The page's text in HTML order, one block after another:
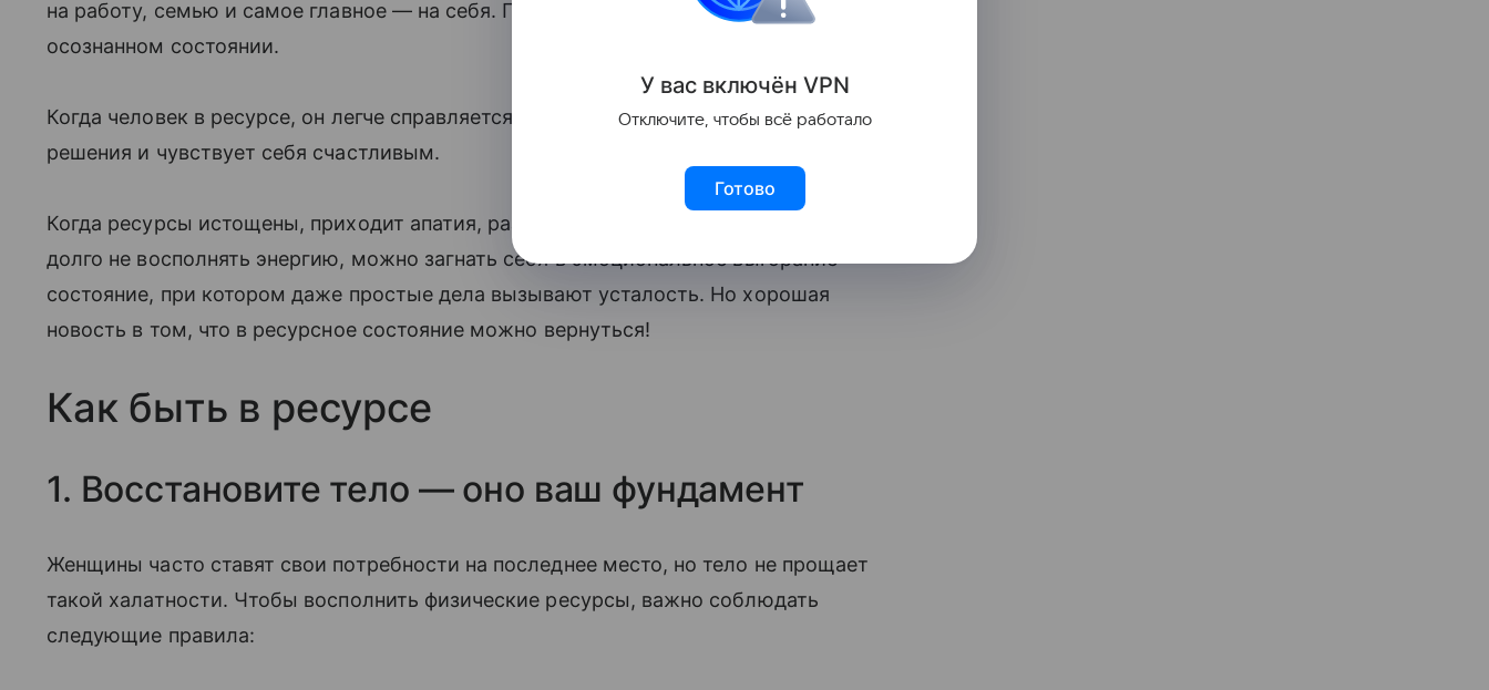
на работу, семью и самое главное — на себя. Причем не на «автомате», а в
осознанном состоянии.
Когда человек в ресурсе, он легче справляется с задачами, быстрее принимает
решения и чувствует себя счастливым.
Когда ресурсы истощены, приходит апатия, раздражительность, тревожность. А если
долго не восполнять энергию, можно загнать себя в эмоциональное выгорание —
состояние, при котором даже простые дела вызывают усталость. Но хорошая
новость в том, что в ресурсное состояние можно вернуться!
Как быть в ресурсе
1. Восстановите тело — оно ваш фундамент
Женщины часто ставят свои потребности на последнее место, но тело не прощает
такой халатности. Чтобы восполнить физические ресурсы, важно соблюдать
следующие правила:
У вас включён VPN
Отключите, чтобы всё работало
Готово